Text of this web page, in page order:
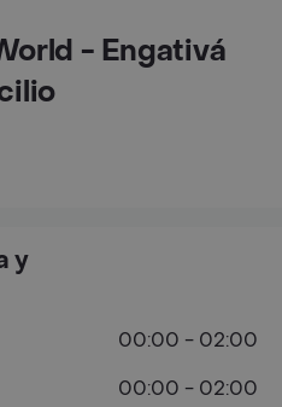
- Engativá
y
00:00 - 02:00
00:00 - 02:00